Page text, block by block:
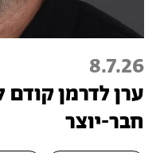
8.7.26
ערן לדרמן קודם
חבר-יוצר